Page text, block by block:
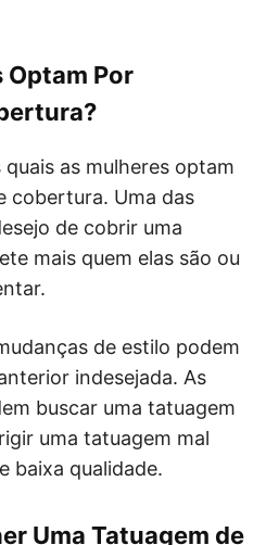
Optam Por
as mulheres optam
cobertura. Uma das
de cobrir uma
mais quem elas são ou
de estilo podem
indesejada. As
buscar uma tatuagem
uma tatuagem mal
baixa qualidade.
Uma Tatuagem de